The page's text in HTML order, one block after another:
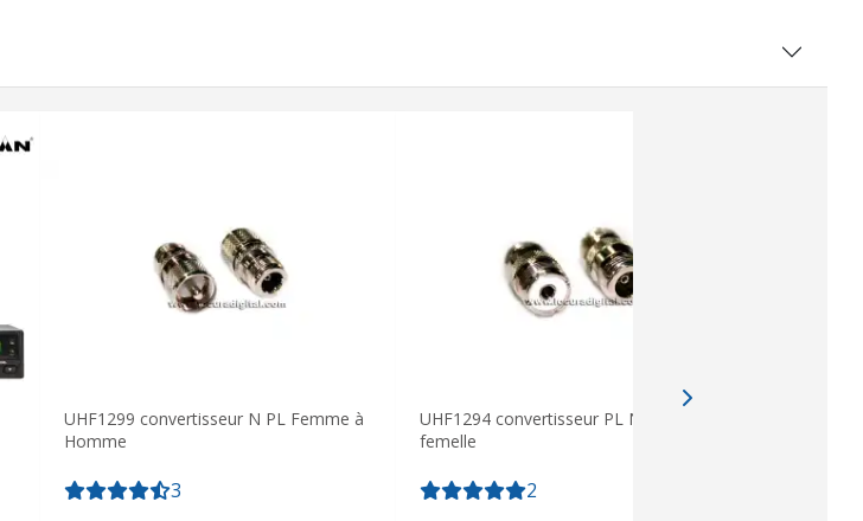
UHF1299 convertisseur N PL Femme à
Homme
3
UHF1294 convertisseur PL N femelle à
femelle
2